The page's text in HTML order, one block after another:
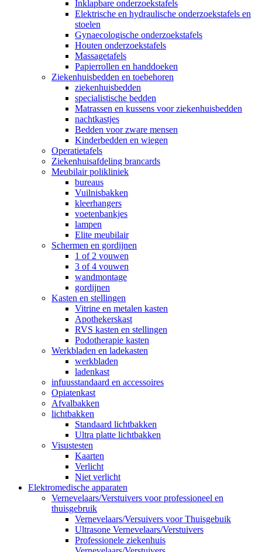
Inklapbare onderzoekstafels
Elektrische en hydraulische onderzoekstafels en
stoelen
Gynaecologische onderzoekstafels
Houten onderzoekstafels
Massagetafels
Papierrollen en handdoeken
Ziekenhuisbedden en toebehoren
ziekenhuisbedden
specialistische bedden
Matrassen en kussens voor ziekenhuisbedden
nachtkastjes
Bedden voor zware mensen
Kinderbedden en wiegen
Operatietafels
Ziekenhuisafdeling brancards
Meubilair polikliniek
bureaus
Vuilnisbakken
kleerhangers
voetenbankjes
lampen
Elite meubilair
Schermen en gordijnen
1 of 2 vouwen
3 of 4 vouwen
wandmontage
gordijnen
Kasten en stellingen
Vitrine en metalen kasten
Apothekerskast
RVS kasten en stellingen
Podotherapie kasten
Werkbladen en ladekasten
werkbladen
ladenkast
infuusstandaard en accessoires
Opiatenkast
Afvalbakken
lichtbakken
Standaard lichtbakken
Ultra platte lichtbakken
Visustesten
Kaarten
Verlicht
Niet verlicht
Elektromedische apparaten
Vernevelaars/Verstuivers voor professioneel en
thuisgebruik
Vernevelaars/Versuivers voor Thuisgebuik
Ultrasone Vernevelaars/Verstuivers
Professionele ziekenhuis